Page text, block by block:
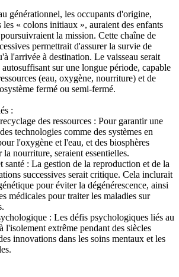
générationnel, les occupants d'origine,
les « colons initiaux », auraient des enfants
la mission. Cette chaîne de
permettrait d'assurer la survie de
l'arrivée à destination. Le vaisseau serait
sur une longue période, capable
(eau, oxygène, nourriture) et de
fermé ou semi-fermé.
:
des ressources : Pour garantir une
technologies comme des systèmes en
l'oxygène et l'eau, et des biosphères
nourriture, seraient essentielles.
santé : La gestion de la reproduction et de la
successives serait critique. Cela inclurait
pour éviter la dégénérescence, ainsi
médicales pour traiter les maladies sur
: Les défis psychologiques liés au
l'isolement extrême pendant des siècles
innovations dans les soins mentaux et les